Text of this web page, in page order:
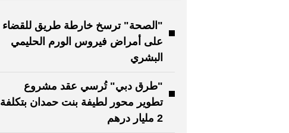
"الصحة" ترسخ خارطة طريق للقضاء
على أمراض فيروس الورم الحليمي
البشري
"طرق دبي" تُرسي عقد مشروع
تطوير محور لطيفة بنت حمدان بتكلفة
2 مليار درهم